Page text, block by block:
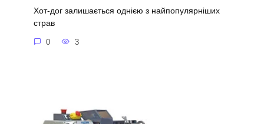
Хот-дог залишається однією з найпопулярніших
страв
0 3